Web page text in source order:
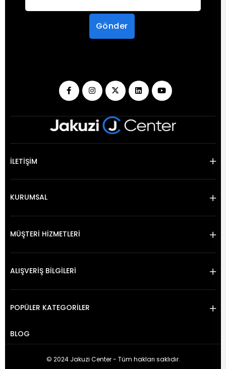
Gönder
İLETİŞİM
KURUMSAL
MÜŞTERİ HİZMETLERİ
ALIŞVERİŞ BİLGİLERİ
POPÜLER KATEGORİLER
BLOG
© 2024 Jakuzi Center - Tüm hakları saklıdır.